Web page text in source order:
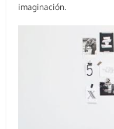
imaginación.